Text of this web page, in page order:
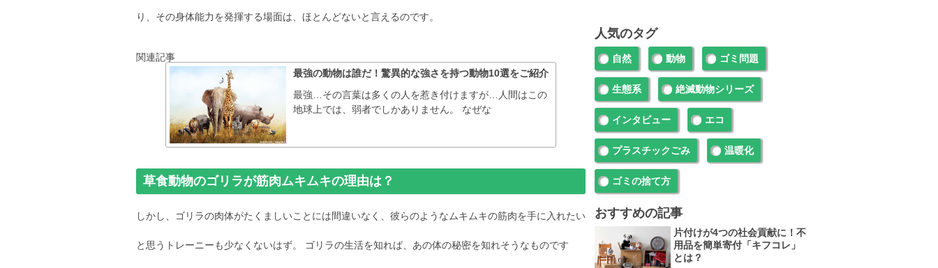
り、その身体能力を発揮する場面は、ほとんどないと言えるのです。
関連記事
最強の動物は誰だ！驚異的な強さを持つ動物10選をご紹介
最強…その言葉は多くの人を惹き付けますが…人間はこの
地球上では、弱者でしかありません。 なぜな
草食動物のゴリラが筋肉ムキムキの理由は？
しかし、ゴリラの肉体がたくましいことには間違いなく、彼らのようなムキムキの筋肉を手に入れたい
と思うトレーニーも少なくないはず。 ゴリラの生活を知れば、あの体の秘密を知れそうなものです
人気のタグ
自然 動物 ゴミ問題
生態系 絶滅動物シリーズ
インタビュー エコ
プラスチックごみ 温暖化
ゴミの捨て方
おすすめの記事
片付けが4つの社会貢献に！不
用品を簡単寄付「キフコレ」
とは？